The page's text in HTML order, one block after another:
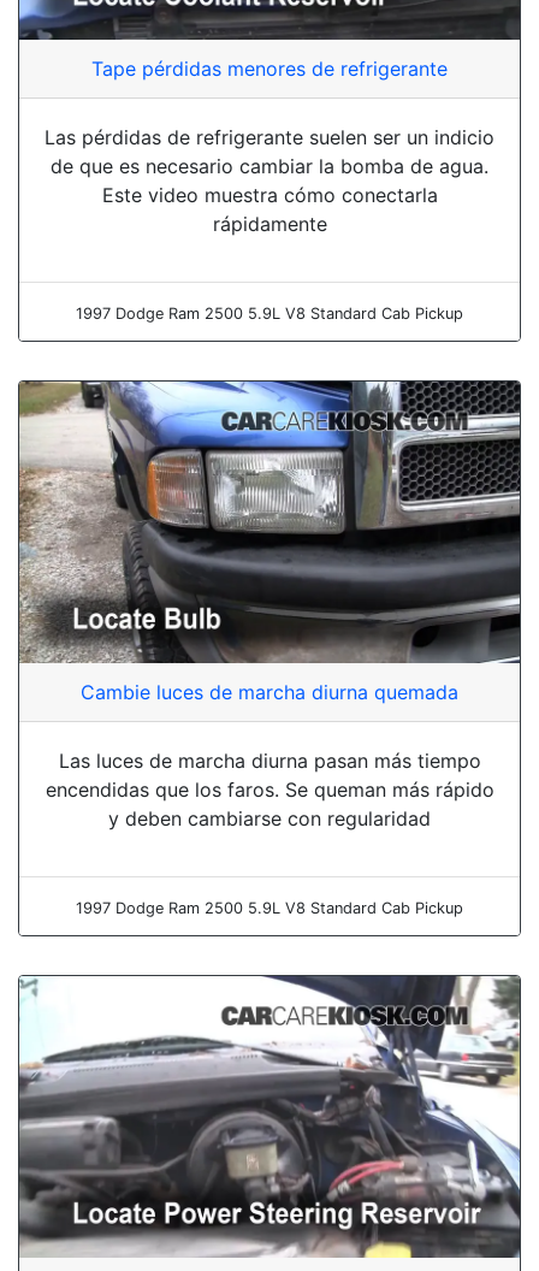
Tape pérdidas menores de refrigerante
Las pérdidas de refrigerante suelen ser un indicio
de que es necesario cambiar la bomba de agua.
Este video muestra cómo conectarla
rápidamente
1997 Dodge Ram 2500 5.9L V8 Standard Cab Pickup
Cambie luces de marcha diurna quemada
Las luces de marcha diurna pasan más tiempo
encendidas que los faros. Se queman más rápido
y deben cambiarse con regularidad
1997 Dodge Ram 2500 5.9L V8 Standard Cab Pickup